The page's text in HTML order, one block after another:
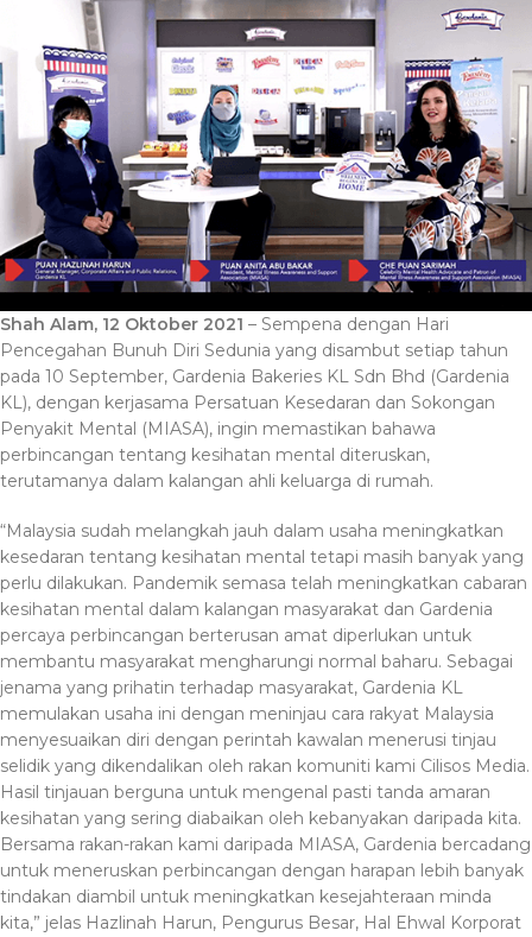
Shah Alam, 12 Oktober 2021 – Sempena dengan Hari
Pencegahan Bunuh Diri Sedunia yang disambut setiap tahun
pada 10 September, Gardenia Bakeries KL Sdn Bhd (Gardenia
KL), dengan kerjasama Persatuan Kesedaran dan Sokongan
Penyakit Mental (MIASA), ingin memastikan bahawa
perbincangan tentang kesihatan mental diteruskan,
terutamanya dalam kalangan ahli keluarga di rumah.
“Malaysia sudah melangkah jauh dalam usaha meningkatkan
kesedaran tentang kesihatan mental tetapi masih banyak yang
perlu dilakukan. Pandemik semasa telah meningkatkan cabaran
kesihatan mental dalam kalangan masyarakat dan Gardenia
percaya perbincangan berterusan amat diperlukan untuk
membantu masyarakat mengharungi normal baharu. Sebagai
jenama yang prihatin terhadap masyarakat, Gardenia KL
memulakan usaha ini dengan meninjau cara rakyat Malaysia
menyesuaikan diri dengan perintah kawalan menerusi tinjau
selidik yang dikendalikan oleh rakan komuniti kami Cilisos Media.
Hasil tinjauan berguna untuk mengenal pasti tanda amaran
kesihatan yang sering diabaikan oleh kebanyakan daripada kita.
Bersama rakan-rakan kami daripada MIASA, Gardenia bercadang
untuk meneruskan perbincangan dengan harapan lebih banyak
tindakan diambil untuk meningkatkan kesejahteraan minda
kita,” jelas Hazlinah Harun, Pengurus Besar, Hal Ehwal Korporat